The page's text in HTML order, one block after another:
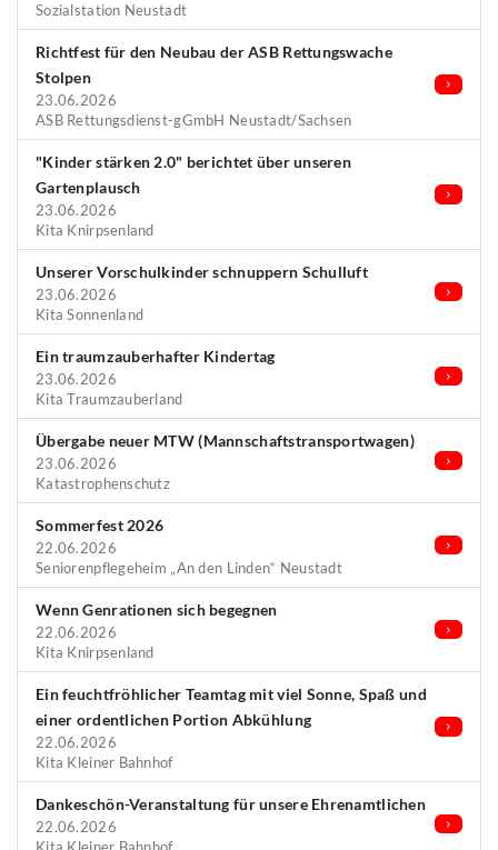
Sozialstation Neustadt
Richtfest für den Neubau der ASB Rettungswache
Stolpen
23.06.2026
ASB Rettungsdienst-gGmbH Neustadt/Sachsen
"Kinder stärken 2.0" berichtet über unseren
Gartenplausch
23.06.2026
Kita Knirpsenland
Unserer Vorschulkinder schnuppern Schulluft
23.06.2026
Kita Sonnenland
Ein traumzauberhafter Kindertag
23.06.2026
Kita Traumzauberland
Übergabe neuer MTW (Mannschaftstransportwagen)
23.06.2026
Katastrophenschutz
Sommerfest 2026
22.06.2026
Seniorenpflegeheim „An den Linden“ Neustadt
Wenn Genrationen sich begegnen
22.06.2026
Kita Knirpsenland
Ein feuchtfröhlicher Teamtag mit viel Sonne, Spaß und
einer ordentlichen Portion Abkühlung
22.06.2026
Kita Kleiner Bahnhof
Dankeschön-Veranstaltung für unsere Ehrenamtlichen
22.06.2026